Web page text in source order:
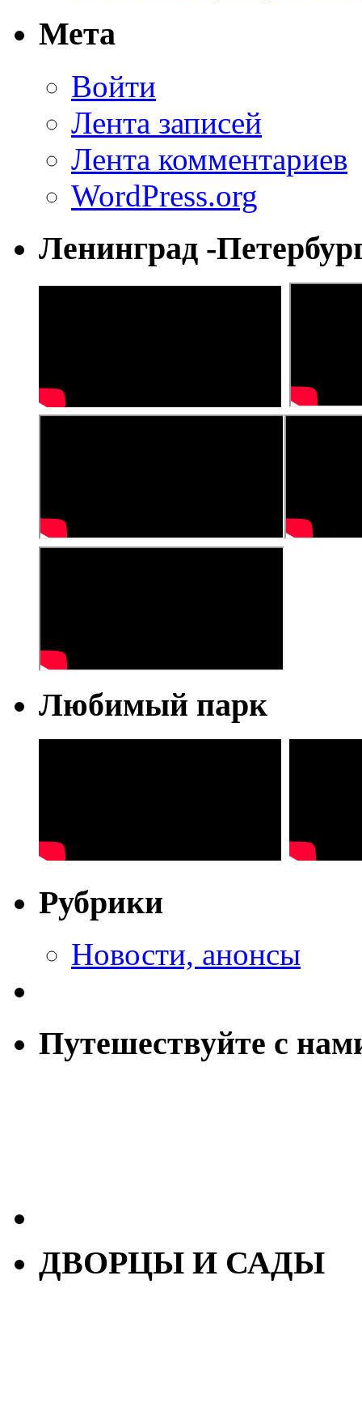
Мета
Войти
Лента записей
Лента комментариев
WordPress.org
Ленинград -
Любимый парк
Рубрики
Новости, анонсы
Путешествуйте с
ДВОРЦЫ И САДЫ